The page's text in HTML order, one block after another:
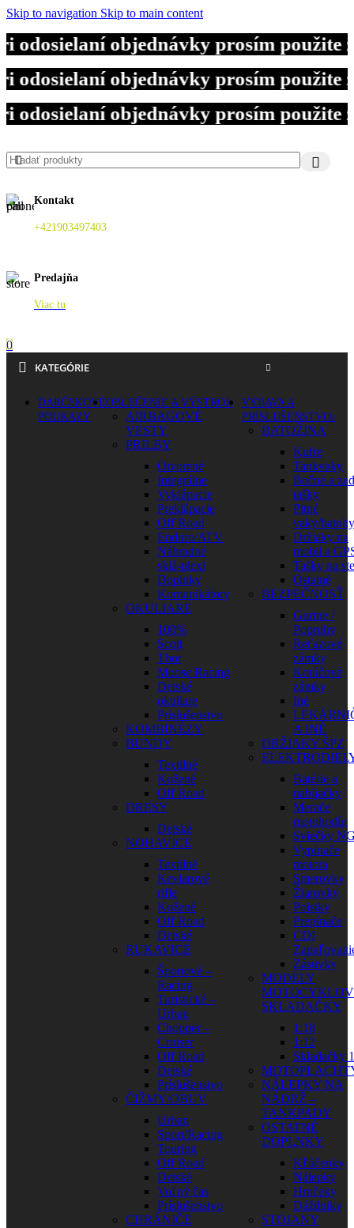
Skip to navigation Skip to main content
objednávky prosím použite
objednávky prosím použite
objednávky prosím použite
Kontakt
+421903497403
Predajňa
Viac tu
0
KATEGÓRIE
DARČEKOVÉ
POUKAZY
OBLEČENIE A VÝSTROJ
AIRBAGOVÉ
VESTY
PRILBY
Otvorené
Integrálne
Vyklápacie
Preklápacie
Off Road
Enduro/ATV
Náhradné
sklá-plexi
Doplnky
Komunikátory
OKULIARE
100%
Scott
Thor
Moose Racing
Detské
okuliare
Príslušenstvo
KOMBINÉZY
BUNDY
Textilné
Kožené
Off Road
DRESY
Detské
NOHAVICE
Textilné
Kevlarové
rifle
Kožené
Off Road
Detské
RUKAVICE
Športové –
Racing
Turistické –
Urban
Chopper –
Cruiser
Off Road
Detské
Príslušenstvo
ČIŽMY/OBUV
Urban
Sport/Racing
Touring
Off Road
Detské
Voľný čas
Príslušenstvo
CHRÁNIČE
VÝBAVA A
PRÍSLUŠENSTVO
BATOŽINA
Kufre
Tankvaky
Bočné a
tašky
Pitné
vaky/batohy
Držiaky na
mobil a
Tašky na
Ostatné
BEZPEČNOSŤ
Gurtne /
Popruhy
Reťazové
zámky
Kotúčové
zámky
Iné
A INÉ
DRŽIAKY ŠPZ
Batérie a
nabíjačky
Merače
motohodín
Sviečky
Vypínače
motora
Smerovky
Žiarovky
Poistky
Prepínače
CDI
Zásuvky
MODELY
SKLADAČKY
1:18
1:12
Skladačky
NÁLEPKY NA
NÁDRŽ –
TANKPADY
OSTATNÉ
DOPLNKY
Kľúčenky
Nálepky
Hrnčeky
Dáždniky
STOJANY